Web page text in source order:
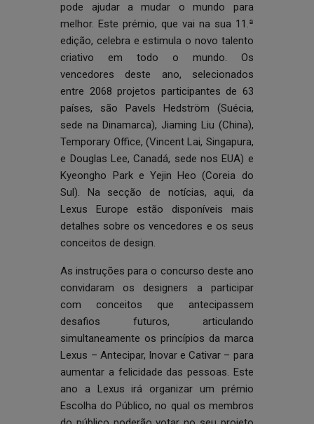
pode ajudar a mudar o mundo para
melhor. Este prémio, que vai na sua 11.ª
edição, celebra e estimula o novo talento
criativo em todo o mundo. Os
vencedores deste ano, selecionados
entre 2068 projetos participantes de 63
países, são Pavels Hedström (Suécia,
sede na Dinamarca), Jiaming Liu (China),
Temporary Office, (Vincent Lai, Singapura,
e Douglas Lee, Canadá, sede nos EUA) e
Kyeongho Park e Yejin Heo (Coreia do
Sul). Na secção de notícias, aqui, da
Lexus Europe estão disponíveis mais
detalhes sobre os vencedores e os seus
conceitos de design.
As instruções para o concurso deste ano
convidaram os designers a participar
com conceitos que antecipassem
desafios futuros, articulando
simultaneamente os princípios da marca
Lexus – Antecipar, Inovar e Cativar – para
aumentar a felicidade das pessoas. Este
ano a Lexus irá organizar um prémio
Escolha do Público, no qual os membros